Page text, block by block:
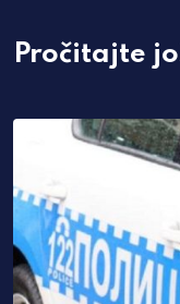
Pročitajte